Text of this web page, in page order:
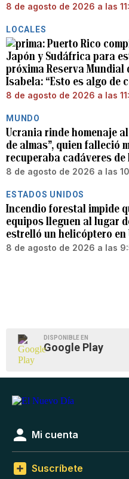
8 de agosto de 2026 a las
LOCALES
Puerto Rico
Japón y Sudáfrica para
próxima Reserva Mundial
Isabela: “Esto es algo de
8 de agosto de 2026 a las
MUNDO
Ucrania rinde homenaje
de almas”, quien falleció
recuperaba cadáveres de
8 de agosto de 2026 a las
ESTADOS UNIDOS
Incendio forestal impide
equipos lleguen al lugar
estrelló un helicóptero en
8 de agosto de 2026 a las
DISPONIBLE EN
Google Play
Mi cuenta
Suscríbete